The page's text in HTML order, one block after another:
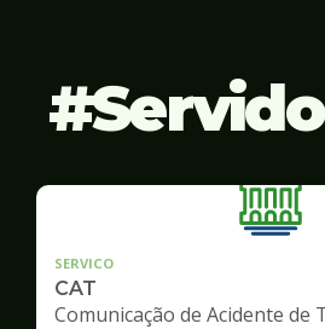
SERVICO
CAT
Comunicação de Acidente de